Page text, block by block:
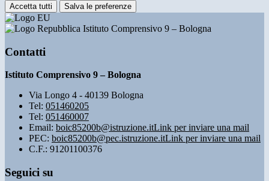
Accetta tutti Salva le preferenze
Istituto Comprensivo 9 – Bologna
Contatti
Istituto Comprensivo 9 – Bologna
Via Longo 4 - 40139 Bologna
Tel: 051460205
Tel: 051460007
Email: boic85200b@istruzione.itLink per inviare una mail
PEC: boic85200b@pec.istruzione.itLink per inviare una mail
C.F.: 91201100376
Seguici su